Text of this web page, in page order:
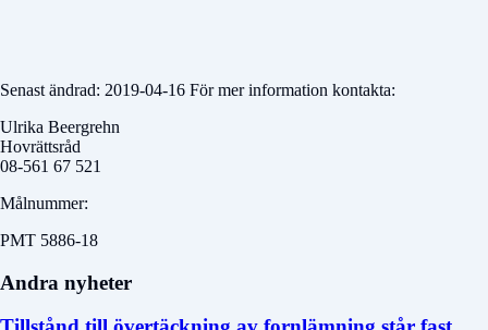
Senast ändrad: 2019-04-16 För mer information kontakta:
Ulrika Beergrehn
Hovrättsråd
08-561 67 521
Målnummer:
PMT 5886-18
Andra nyheter